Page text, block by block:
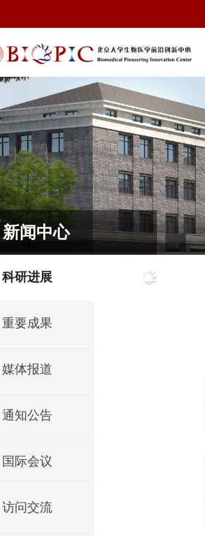
新闻中心
科研进展
重要成果
媒体报道
通知公告
国际会议
访问交流